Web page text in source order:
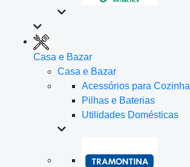
Casa e Bazar
Casa e Bazar
Acessórios para Cozinha
Pilhas e Baterias
Utilidades Domésticas